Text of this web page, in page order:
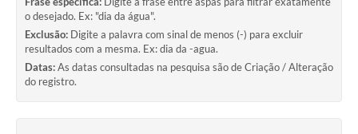
PS nº 001/2021 - Cargo Enfermeiro(a)
Galeria de Vídeos
o desejado. Ex: "dia da água".
Exclusão: Digite a palavra com sinal de menos (-) para excluir
resultados com a mesma. Ex: dia da -agua.
Datas:As datas consultadas na pesquisa são de Criação / Alteração
do registro.